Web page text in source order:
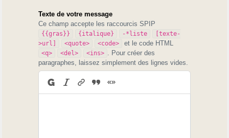
Bordeaux, mais aussi très hétérogène de paysage : les palus, le bord
de Garonne avec ses maisons de prestige du 19e siècle, le vieux bourg
de Macau, le Médoc des vignes, puis celui du pignadà et des lagunes,
puis celui boisé et résidentiel du Pian (avec ses maisons néo-
vasconnes), puis Blanquefort, elle-même diverse mais déjà pleinement
intégrée à la métropole bordelaise.
C’est une gageure de vouloir réactiver par là une identité médoquine !
Pourtant, si on veut ne pas abandonner ce
Texte de votre message
Ce champ accepte les raccourcis SPIP
{{gras}} {italique} -*liste
[texte-
>url]
<quote> <code> et le code HTML
<q> <del> <ins>
. Pour créer des
paragraphes, laissez simplement des lignes vides.